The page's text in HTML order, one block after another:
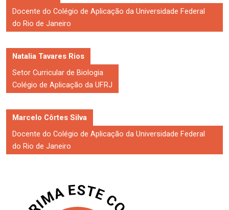
Docente do Colégio de Aplicação da Universidade Federal
do Rio de Janeiro
Natalia Tavares Rios
Setor Curricular de Biologia
Colégio de Aplicação da UFRJ
Marcelo Côrtes Silva
Docente do Colégio de Aplicação da Universidade Federal
do Rio de Janeiro